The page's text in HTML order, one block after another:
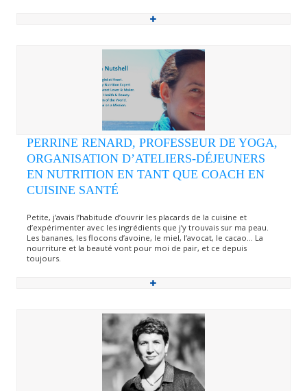
PERRINE RENARD, PROFESSEUR DE YOGA,
ORGANISATION D’ATELIERS-DÉJEUNERS
EN NUTRITION EN TANT QUE COACH EN
CUISINE SANTÉ
Petite, j’avais l’habitude d’ouvrir les placards de la cuisine et
d’expérimenter avec les ingrédients que j’y trouvais sur ma peau.
Les bananes, les flocons d’avoine, le miel, l’avocat, le cacao… La
nourriture et la beauté vont pour moi de pair, et ce depuis
toujours.